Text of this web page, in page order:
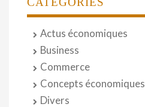
Actus économiques
Business
Commerce
Concepts économiques
Divers